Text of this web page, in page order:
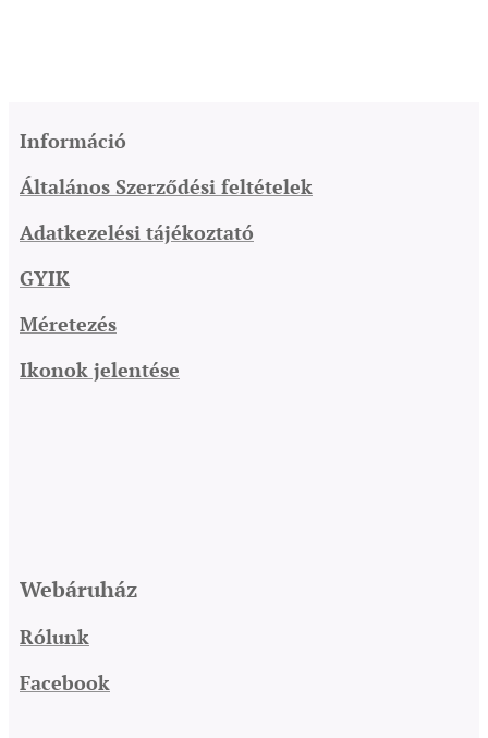
Információ
Általános Szerződési feltételek
Adatkezelési tájékoztató
GYIK
Méretezés
Ikonok jelentése
Webáruház
Rólunk
Facebook